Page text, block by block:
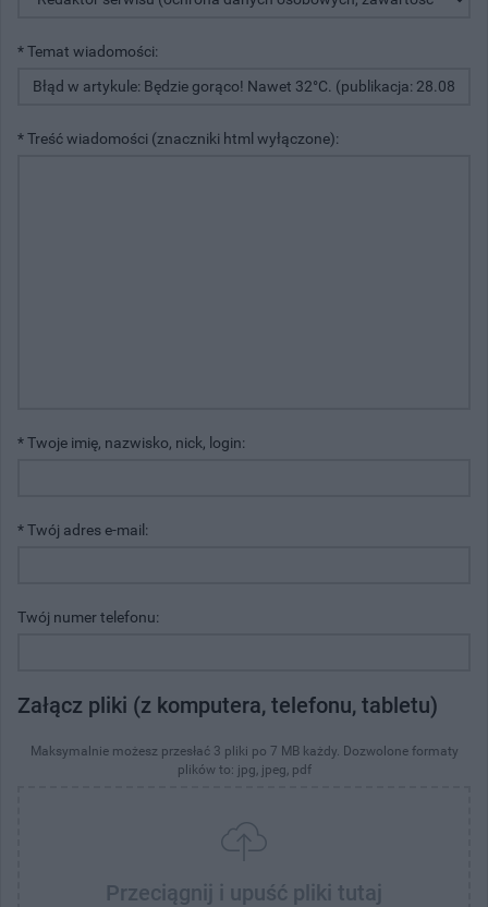
* Temat wiadomości:
* Treść wiadomości (znaczniki html wyłączone):
* Twoje imię, nazwisko, nick, login:
* Twój adres e-mail:
Twój numer telefonu:
Załącz pliki (z komputera, telefonu, tabletu)
Maksymalnie możesz przesłać 3 pliki po 7 MB każdy. Dozwolone formaty
plików to: jpg, jpeg, pdf
Przeciągnij i upuść pliki tutaj